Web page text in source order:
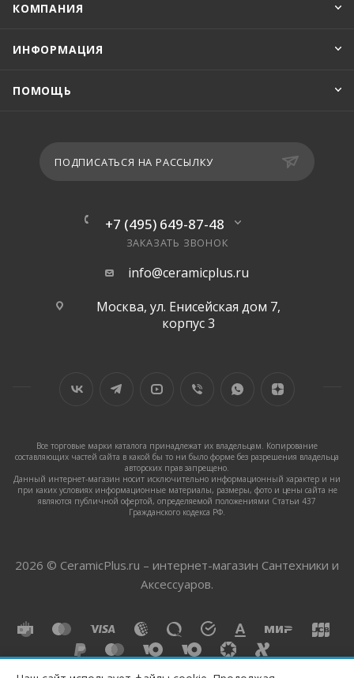
КОМПАНИЯ
ИНФОРМАЦИЯ
ПОМОЩЬ
ПОДПИСАТЬСЯ НА РАССЫЛКУ
+7 (495) 649-87-48
ЗАКАЗАТЬ ЗВОНОК
info@ceramicplus.ru
Москва, ул. Енисейская дом 7,
корпус 3
Все торговые марки каталога принадлежат их владельцам. Копирование
составляющих частей сайта в какой бы то ни было форме без разрешения владельца
авторских прав запрещено.
Данный интернет-магазин носит исключительно информационный характер и ни
при каких условиях информационные материалы, размеры, фото и цены сайта не
являются публичной офертой, определяемой положениями Статьи 437
Гражданского кодекса РФ.
2026 © CeramicPlus.ru – интернет-магазин Сантехники и
Аксессуаров.